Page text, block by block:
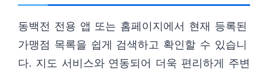
동백전 전용 앱 또는 홈페이지에서 현재 등록된
가맹점 목록을 쉽게 검색하고 확인할 수 있습니
다. 지도 서비스와 연동되어 더욱 편리하게 주변